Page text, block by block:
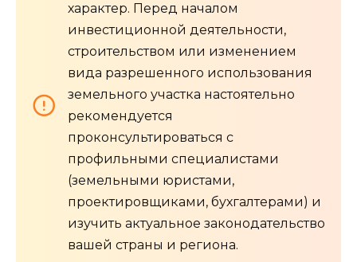
характер. Перед началом
инвестиционной деятельности,
строительством или изменением
вида разрешенного использования
земельного участка настоятельно
рекомендуется
проконсультироваться с
профильными специалистами
(земельными юристами,
проектировщиками, бухгалтерами) и
изучить актуальное законодательство
вашей страны и региона.